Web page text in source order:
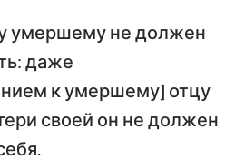
умершему не должен
даже
к умершему] отцу
своей он не должен